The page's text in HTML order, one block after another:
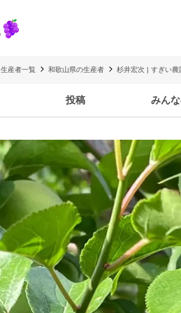
生産者一覧 和歌山県の生産者 杉井宏次 | すぎい農
投稿 みん